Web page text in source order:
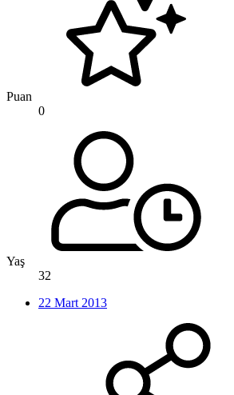
Puan
0
Yaş
32
22 Mart 2013